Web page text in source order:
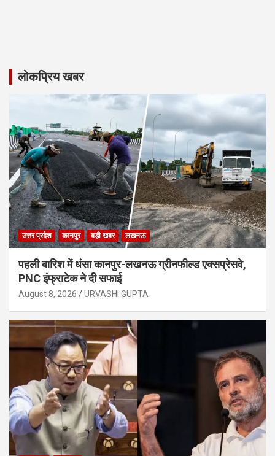
लोकप्रिय खबर
उत्तर प्रदेश कानपुर बड़ी खबर लखनऊ
पहली बारिश में धंसा कानपुर-लखनऊ ग्रीनफील्ड एक्सप्रेसवे,
PNC इंफ्राटेक ने दी सफाई
August 8, 2026 URVASHI GUPTA